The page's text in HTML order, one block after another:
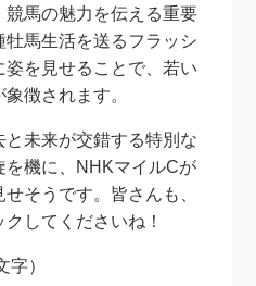
馬の魅力を伝える重要
馬生活を送るフラッシ
姿を見せることで、若い
徴されます。
未来が交錯する特別な
を機に、NHKマイルCが
そうです。皆さんも、
してくださいね！
字）